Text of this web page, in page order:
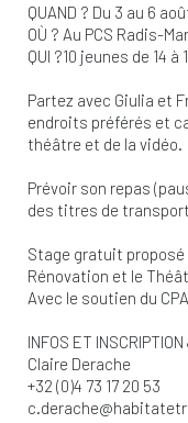
QUAND ? Du 3 au 6
OÙ ? Au PCS Radis-
QUI ?10 jeunes de 14 à
Partez avec Giulia et
endroits préférés et
théâtre et de la vidéo.
Prévoir son repas
des titres de
Stage gratuit proposé
Rénovation et le
Avec le soutien du
INFOS ET
Claire Derache
+32 (0)4 73 17 20 53